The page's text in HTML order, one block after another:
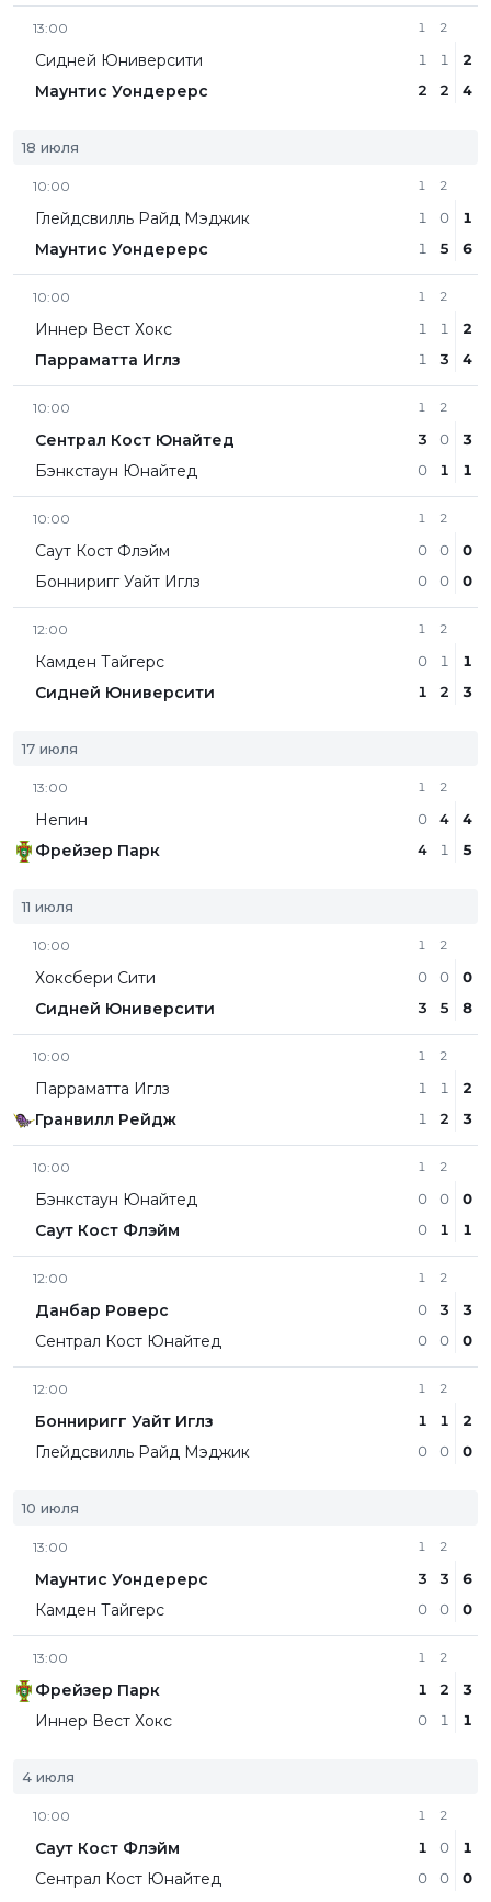
13:00
Сидней Юниверсити
Маунтис Уондерерс
1
1
2
2
1
2
2
4
18 июля
10:00
Глейдсвилль Райд Мэджик
Маунтис Уондерерс
1
1
1
2
0
5
1
6
10:00
Иннер Вест Хокс
Парраматта Иглз
1
1
1
2
1
3
2
4
10:00
Сентрал Кост Юнайтед
Бэнкстаун Юнайтед
1
3
0
2
0
1
3
1
10:00
Саут Кост Флэйм
Бонниригг Уайт Иглз
1
0
0
2
0
0
0
0
12:00
Камден Тайгерс
Сидней Юниверсити
1
0
1
2
1
2
1
3
17 июля
13:00
Непин
Фрейзер Парк
1
0
4
2
4
1
4
5
11 июля
10:00
Хоксбери Сити
Сидней Юниверсити
1
0
3
2
0
5
0
8
10:00
Парраматта Иглз
Гранвилл Рейдж
1
1
1
2
1
2
2
3
10:00
Бэнкстаун Юнайтед
Саут Кост Флэйм
1
0
0
2
0
1
0
1
12:00
Данбар Роверс
Сентрал Кост Юнайтед
1
0
0
2
3
0
3
0
12:00
Бонниригг Уайт Иглз
Глейдсвилль Райд Мэджик
1
1
0
2
1
0
2
0
10 июля
13:00
Маунтис Уондерерс
Камден Тайгерс
1
3
0
2
3
0
6
0
13:00
Фрейзер Парк
Иннер Вест Хокс
1
1
0
2
2
1
3
1
4 июля
10:00
Саут Кост Флэйм
Сентрал Кост Юнайтед
1
1
0
2
0
0
1
0